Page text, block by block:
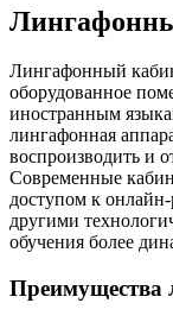
Лингафонный
оборудованное
иностранным
лингафонная
воспроизводить и
Современные
доступом к
другими
обучения более
Преимущества